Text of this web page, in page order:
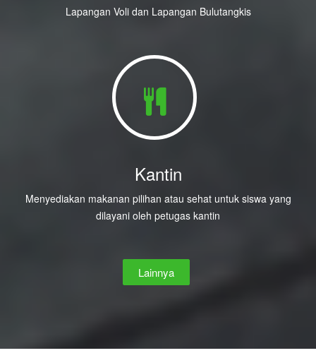
Lapangan Voli dan Lapangan Bulutangkis
Kantin
Menyediakan makanan pilihan atau sehat untuk siswa yang
dilayani oleh petugas kantin
Lainnya